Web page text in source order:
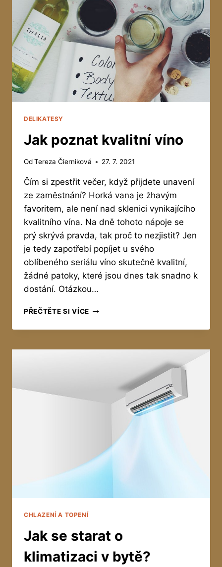
DELIKATESY
Jak poznat kvalitní víno
OdTereza Čierniková 27. 7. 2021
Čím si zpestřit večer, když přijdete unavení
ze zaměstnání? Horká vana je žhavým
favoritem, ale není nad sklenici vynikajícího
kvalitního vína. Na dně tohoto nápoje se
prý skrývá pravda, tak proč to nezjistit? Jen
je tedy zapotřebí popíjet u svého
oblíbeného seriálu víno skutečně kvalitní,
žádné patoky, které jsou dnes tak snadno k
dostání. Otázkou…
PŘEČTĚTE SI VÍCEJAK
KVALITNÍ
CHLAZENÍ A TOPENÍ
Jak se starat o
klimatizaci v bytě?